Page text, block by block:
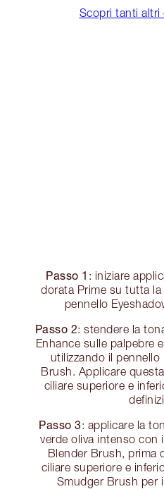
Scopri tanti altri
Passo 1 : iniziare
dorata Prime su tutta la
pennello
Passo 2: stendere la
Enhance sulle palpebre
utilizzando il
Brush. Applicare
ciliare superiore e
Passo 3: applicare la
verde oliva intenso con
Blender Brush, prima
ciliare superiore e
Smudger Brush per